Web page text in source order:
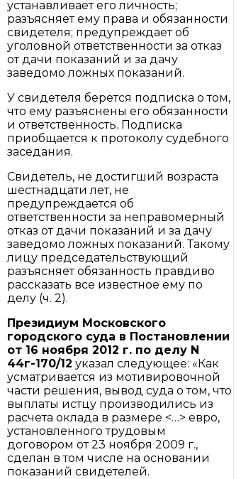
устанавливает его личность;
разъясняет ему права и обязанности
свидетеля; предупреждает об
уголовной ответственности за отказ
от дачи показаний и за дачу
заведомо ложных показаний.
У свидетеля берется подписка о том,
что ему разъяснены его обязанности
и ответственность. Подписка
приобщается к протоколу судебного
заседания.
Свидетель, не достигший возраста
шестнадцати лет, не
предупреждается об
ответственности за неправомерный
отказ от дачи показаний и за дачу
заведомо ложных показаний. Такому
лицу председательствующий
разъясняет обязанность правдиво
рассказать все известное ему по
делу (ч. 2).
Президиум Московского
городского суда в Постановлении
от 16 ноября 2012 г. по делу N
44г-170/12 указал следующее: «Как
усматривается из мотивировочной
части решения, вывод суда о том, что
выплаты истцу производились из
расчета оклада в размере <…> евро,
установленного трудовым
договором от 23 ноября 2009 г.,
сделан в том числе на основании
показаний свидетелей.